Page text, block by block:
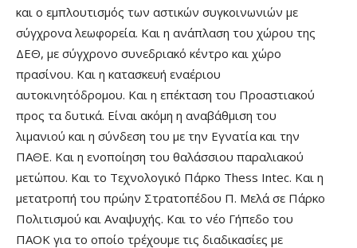
και ο εμπλουτισμός των αστικών συγκοινωνιών με
σύγχρονα λεωφορεία. Και η ανάπλαση του χώρου της
ΔΕΘ, με σύγχρονο συνεδριακό κέντρο και χώρο
πρασίνου. Και η κατασκευή εναέριου
αυτοκινητόδρομου. Και η επέκταση του Προαστιακού
προς τα δυτικά. Είναι ακόμη η αναβάθμιση του
λιμανιού και η σύνδεση του με την Εγνατία και την
ΠΑΘΕ. Και η ενοποίηση του θαλάσσιου παραλιακού
μετώπου. Και το Τεχνολογικό Πάρκο Thess Intec. Και η
μετατροπή του πρώην Στρατοπέδου Π. Μελά σε Πάρκο
Πολιτισμού και Αναψυχής. Και το νέο Γήπεδο του
ΠΑΟΚ για το οποίο τρέχουμε τις διαδικασίες με